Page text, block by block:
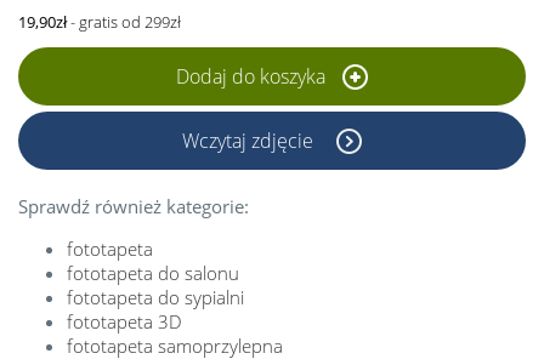
19,90zł- gratis od 299zł
Dodaj do koszyka
Wczytaj zdjęcie
Sprawdź również kategorie:
fototapeta
fototapeta do salonu
fototapeta do sypialni
fototapeta 3D
fototapeta samoprzylepna